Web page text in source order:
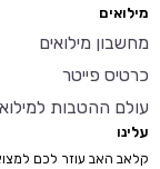
מילואים
מחשבון מילואים
כרטיס פייטר
עולם ההטבות
עלינו
קלאב האב עוזר לכם